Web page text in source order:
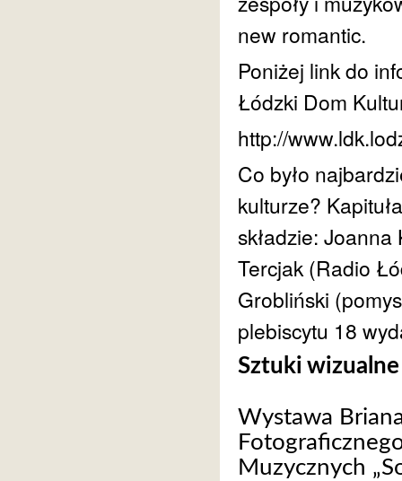
new romantic.
Poniżej link do
Łódzki Dom
http://
Co było
kulturze?
składzie:
Tercjak (Radio
Grobliński
plebiscytu 18
Sztuki wizualne
Wystawa
Muzycznych